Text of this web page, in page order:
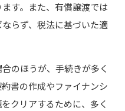
す。また、有償譲渡では
らず、税法に基づいた適
のほうが、手続きが多く
書の作成やファイナンシ
クリアするために、多く